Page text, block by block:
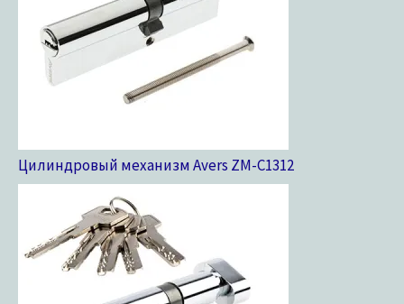
Цилиндровый механизм Avers ZM-C1312